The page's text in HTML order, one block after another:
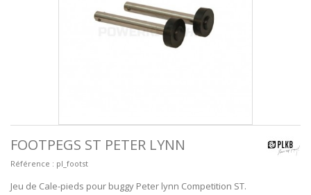
FOOTPEGS ST PETER LYNN
Référence : pl_footst
Jeu de Cale-pieds pour buggy Peter lynn Competition ST.